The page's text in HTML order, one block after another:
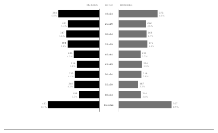
MUJERES EDAD HOMBRES
394
6.9%
373
6.6%
18 a 24
301
5.3%
262
4.6%
25 a 29
317
5.6%
268
4.7%
30 a 34
304
5.4%
275
4.8%
35 a 39
245
4.3%
211
3.7%
40 a 44
216
3.8%
224
3.9%
45 a 49
235
4.1%
218
3.8%
50 a 54
240
4.2%
187
3.3%
55 a 59
196
3.5%
214
3.8%
60 a 64
493
8.7%
507
8.9%
65 o más